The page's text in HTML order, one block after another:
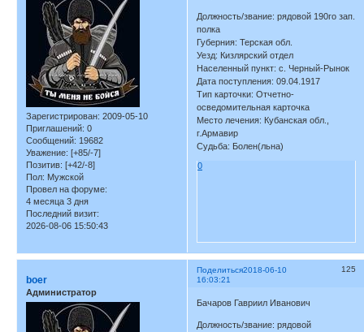
Зарегистрирован: 2009-05-10
Приглашений: 0
Сообщений: 19682
Уважение: [+85/-7]
Позитив: [+42/-8]
Пол: Мужской
Провел на форуме:
4 месяца 3 дня
Последний визит:
2026-08-06 15:50:43
Должность/звание: рядовой 190го зап.
полка
Губерния: Терская обл.
Уезд: Кизлярский отдел
Населенный пункт: с. Черный-Рынок
Дата поступления: 09.04.1917
Тип карточки: Отчетно-
осведомительная карточка
Место лечения: Кубанская обл.,
г.Армавир
Судьба: Болен(льна)
0
Поделиться 125
2018-06-10
16:03:21
boer
Администратор
Бачаров Гавриил Иванович
Должность/звание: рядовой